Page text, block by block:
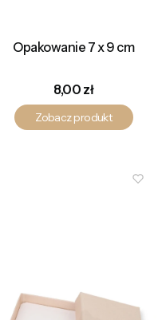
Opakowanie 7 x 9 cm
Cena
8,00 zł
Zobacz produkt